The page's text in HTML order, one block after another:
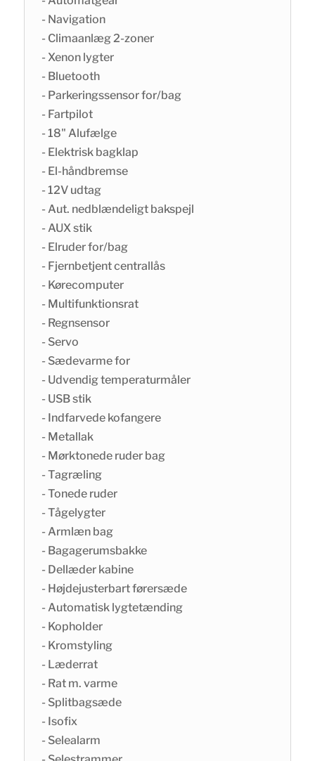
- Navigation
- Climaanlæg 2-zoner
- Xenon lygter
- Bluetooth
- Parkeringssensor for/bag
- Fartpilot
- 18" Alufælge
- Elektrisk bagklap
- El-håndbremse
- 12V udtag
- Aut. nedblændeligt bakspejl
- AUX stik
- Elruder for/bag
- Fjernbetjent centrallås
- Kørecomputer
- Multifunktionsrat
- Regnsensor
- Servo
- Sædevarme for
- Udvendig temperaturmåler
- USB stik
- Indfarvede kofangere
- Metallak
- Mørktonede ruder bag
- Tagræling
- Tonede ruder
- Tågelygter
- Armlæn bag
- Bagagerumsbakke
- Dellæder kabine
- Højdejusterbart førersæde
- Automatisk lygtetænding
- Kopholder
- Kromstyling
- Læderrat
- Rat m. varme
- Splitbagsæde
- Isofix
- Selealarm